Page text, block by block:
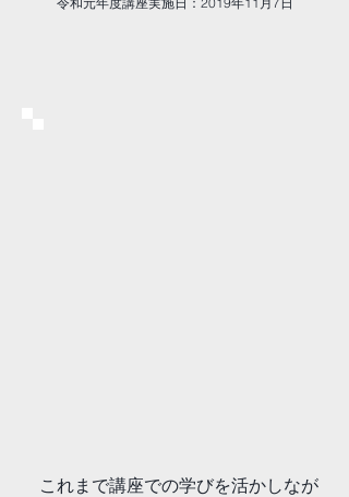
これまで講座での学びを活かしなが